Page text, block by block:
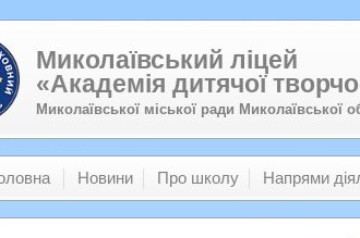
Миколаївський ліцей
«Академія дитячої
Миколаївської міської ради Миколаївської
Новини Про школу Напрями